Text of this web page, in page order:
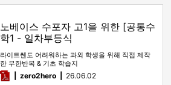
노베이스 수포자 고1을 위한 [공통수
학1 - 일차부등식
라이트쎈도 어려워하는 과외 학생을 위해 직접 제작
한 무한반복 & 기초 학습지
pdfzero2hero 26.06.02